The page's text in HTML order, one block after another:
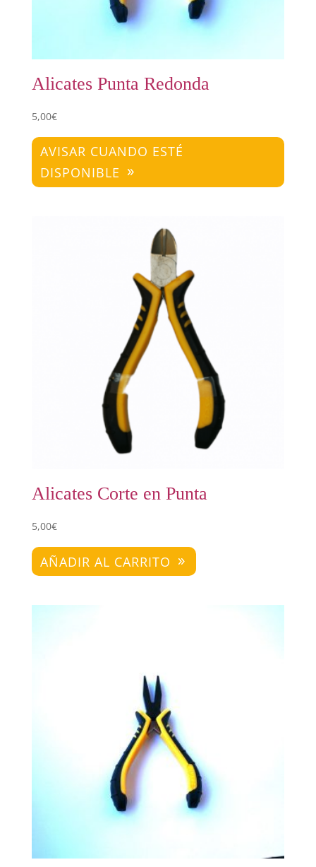
Alicates Punta Redonda
5,00€
AVISAR CUANDO ESTÉ
DISPONIBLE
Alicates Corte en Punta
5,00€
AÑADIR AL CARRITO